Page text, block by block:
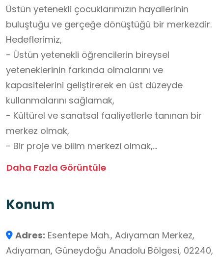
Üstün yetenekli çocuklarımızın hayallerinin
buluştuğu ve gerçeğe dönüştüğü bir merkezdir.
Hedeflerimiz,
- Üstün yetenekli öğrencilerin bireysel
yeteneklerinin farkında olmalarını ve
kapasitelerini geliştirerek en üst düzeyde
kullanmalarını sağlamak,
- Kültürel ve sanatsal faaliyetlerle tanınan bir
merkez olmak,
- Bir proje ve bilim merkezi olmak,
- Öğrencilerimizin zekâ ve yetenek alanlarına
hazırlamak,
üreten, kullanan ve yöneten daima doğru ve
iyiyi esas alan bireyler yetiştirmek,
Daha Fazla Görüntüle
Konum
Adres: Esentepe Mah., Adıyaman Merkez,
Adıyaman, Güneydoğu Anadolu Bölgesi, 02240,